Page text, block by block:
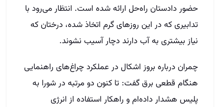
حضور دادستان راه‌حل ارائه شده است. انتظار می‌رود با
تدابیری که در این روزهای گرم اتخاذ شده، درختان که
نیاز بیشتری به آب دارند دچار آسیب نشوند.
چمران درباره بروز اشکال در عملکرد چراغ‌های راهنمایی
هنگام قطعی برق گفت: تا کنون دو مرتبه در شورا به
پلیس هشدار داده‌ام و راهکار استفاده از انرژی